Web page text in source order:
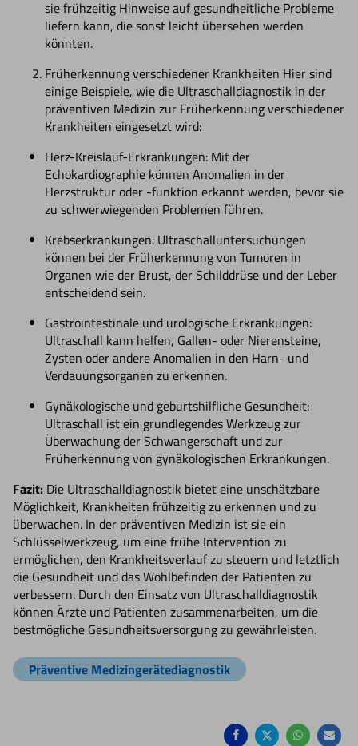
sie frühzeitig Hinweise auf gesundheitliche Probleme
liefern kann, die sonst leicht übersehen werden
könnten.
Früherkennung verschiedener Krankheiten Hier sind
einige Beispiele, wie die Ultraschalldiagnostik in der
präventiven Medizin zur Früherkennung verschiedener
Krankheiten eingesetzt wird:
Herz-Kreislauf-Erkrankungen: Mit der
Echokardiographie können Anomalien in der
Herzstruktur oder -funktion erkannt werden, bevor sie
zu schwerwiegenden Problemen führen.
Krebserkrankungen: Ultraschalluntersuchungen
können bei der Früherkennung von Tumoren in
Organen wie der Brust, der Schilddrüse und der Leber
entscheidend sein.
Gastrointestinale und urologische Erkrankungen:
Ultraschall kann helfen, Gallen- oder Nierensteine,
Zysten oder andere Anomalien in den Harn- und
Verdauungsorganen zu erkennen.
Gynäkologische und geburtshilfliche Gesundheit:
Ultraschall ist ein grundlegendes Werkzeug zur
Überwachung der Schwangerschaft und zur
Früherkennung von gynäkologischen Erkrankungen.
Fazit: Die Ultraschalldiagnostik bietet eine unschätzbare
Möglichkeit, Krankheiten frühzeitig zu erkennen und zu
überwachen. In der präventiven Medizin ist sie ein
Schlüsselwerkzeug, um eine frühe Intervention zu
ermöglichen, den Krankheitsverlauf zu steuern und letztlich
die Gesundheit und das Wohlbefinden der Patienten zu
verbessern. Durch den Einsatz von Ultraschalldiagnostik
können Ärzte und Patienten zusammenarbeiten, um die
bestmögliche Gesundheitsversorgung zu gewährleisten.
Präventive Medizingerätediagnostik
teilen teilen teilen